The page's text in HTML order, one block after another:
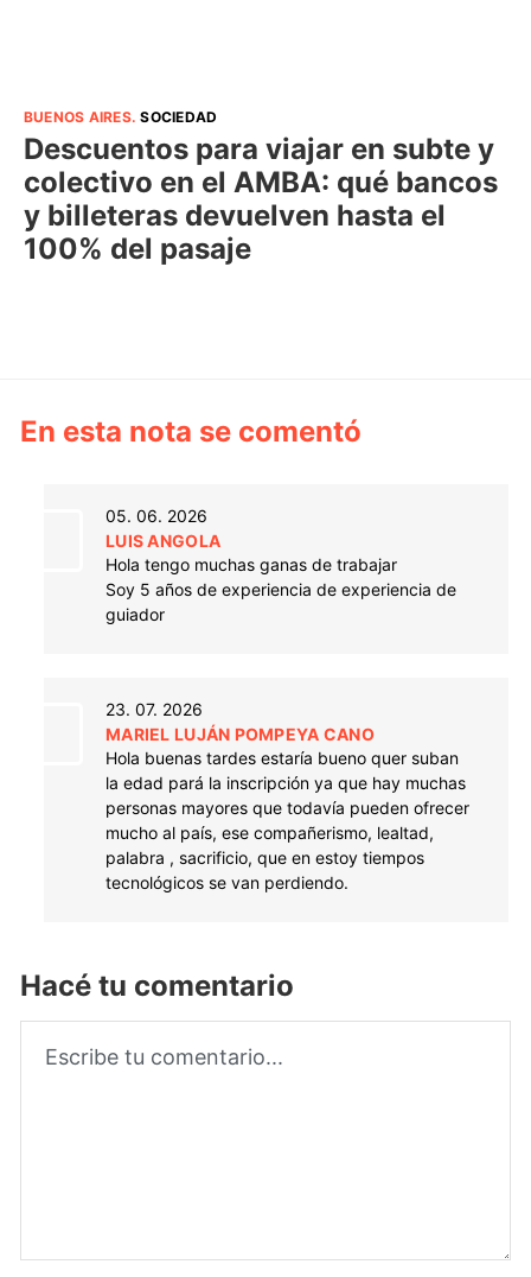
BUENOS AIRES.SOCIEDAD
Descuentos para viajar en subte y
colectivo en el AMBA: qué bancos
y billeteras devuelven hasta el
100% del pasaje
En esta nota se comentó
05. 06. 2026
LUIS ANGOLA
Hola tengo muchas ganas de trabajar
Soy 5 años de experiencia de experiencia de
guiador
23. 07. 2026
MARIEL LUJÁN POMPEYA CANO
Hola buenas tardes estaría bueno quer suban
la edad pará la inscripción ya que hay muchas
personas mayores que todavía pueden ofrecer
mucho al país, ese compañerismo, lealtad,
palabra , sacrificio, que en estoy tiempos
tecnológicos se van perdiendo.
Hacé tu comentario